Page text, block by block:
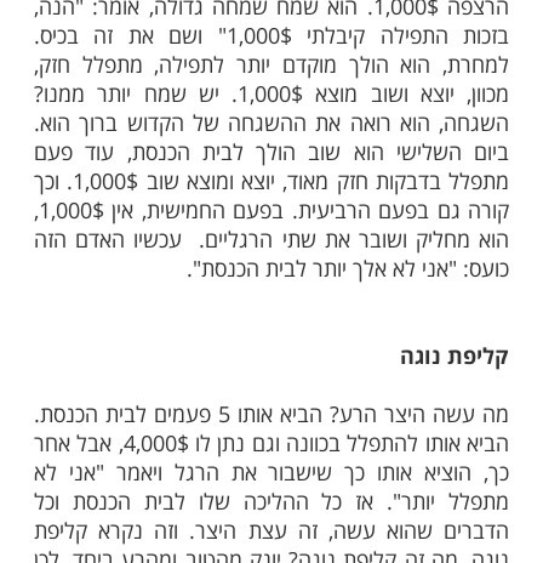
בסרטון:
המצוות שלך?
לדעת שהיצר הרע, הוא יצר הרע. הרב מצוות
הוא עושה אותן מיצר הרע לא מיצר הטוב.
מאוד. יצא מבית הכנסת, הלך בדרך ומצא על
הרצפה 1,000$. הוא שמח שמחה גדולה, אומר: "הנה,
בזכות התפילה קיבלתי 1,000$" ושם את זה בכיס.
הולך מוקדם יותר לתפילה, מתפלל חזק,
מכוון, יוצא ושוב מוצא 1,000$. יש שמח יותר ממנו?
רואה את ההשגחה של הקדוש ברוך הוא.